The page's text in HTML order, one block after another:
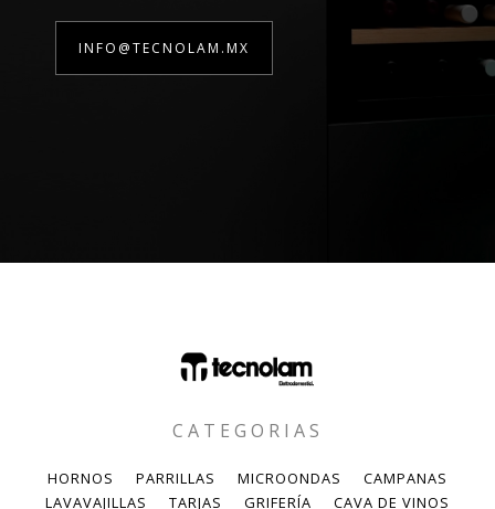
INFO@TECNOLAM.MX
CATEGORIAS
HORNOS PARRILLAS MICROONDAS
CAMPANAS
LAVAVAJILLAS
TARJAS GRIFERÍA CAVA DE VINOS